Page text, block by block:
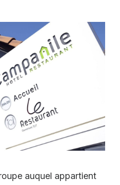
auquel appartient